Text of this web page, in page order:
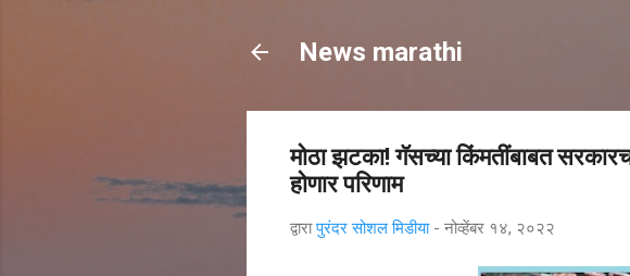
News marathi
मोठा झटका! गॅसच्या किंमतींबाबत
होणार परिणाम
द्वारापुरंदर सोशल मिडीया - नोव्हेंबर १४, २०२२